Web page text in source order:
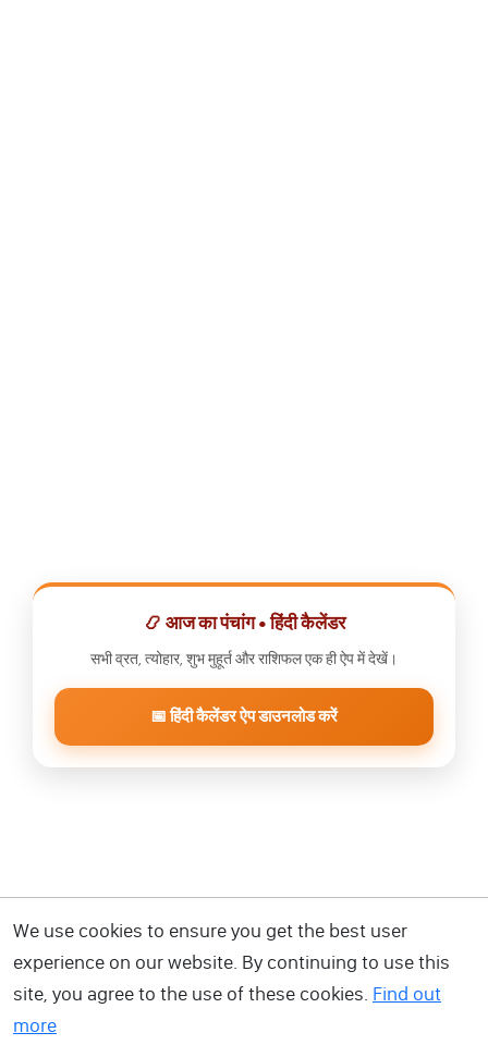
📿 आज का पंचांग • हिंदी कैलेंडर
सभी व्रत, त्योहार, शुभ मुहूर्त और राशिफल एक ही ऐप में देखें।
📅 हिंदी कैलेंडर ऐप डाउनलोड करें
We use cookies to ensure you get the best user
experience on our website. By continuing to use this
site, you agree to the use of these cookies. Find out
more